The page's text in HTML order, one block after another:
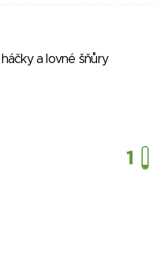
a lovné šňůry